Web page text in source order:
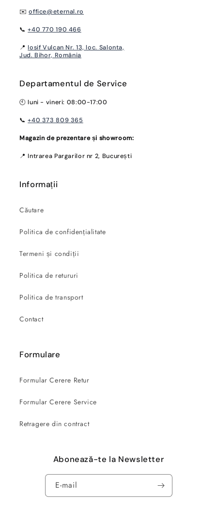
✉️office@eternal.ro
📞+40 770 190 466
📍 Iosif Vulcan Nr. 13, loc. Salonta,
Jud. Bihor, România
Departamentul de Service
🕙 luni - vineri: 08:00-17:00
📞+40 373 809 365
Magazin de prezentare și showroom:
📍 Intrarea Pargarilor nr 2, București
Informații
Căutare
Politica de confidențialitate
Termeni și condiții
Politica de retururi
Politica de transport
Contact
Formulare
Formular Cerere Retur
Formular Cerere Service
Retragere din contract
Abonează-te la Newsletter
E-mail